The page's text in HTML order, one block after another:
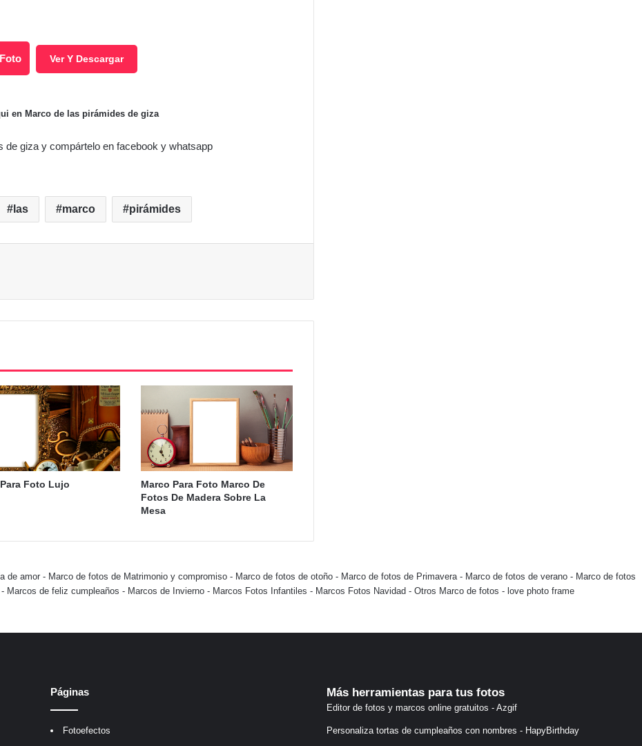
Ver Y Descargar
en Marco de las pirámides de giza
de giza y compártelo en facebook y whatsapp
las marco pirámides
Foto Lujo
Marco Para Foto Marco De
Fotos De Madera Sobre La
Mesa
de amor - Marco de fotos de Matrimonio y compromiso - Marco de fotos de otoño - Marco de fotos de Primavera- Marco de fotos de verano - Marco de fotos
Marcos de feliz cumpleaños - Marcos de Invierno- Marcos Fotos Infantiles - Marcos Fotos Navidad - Otros Marco de fotos - love photo frame
Páginas
Fotoefectos
Más herramientas para tus fotos
Editor de fotos y marcos online gratuitos - Azgif
Personaliza tortas de cumpleaños con nombres - HapyBirthday